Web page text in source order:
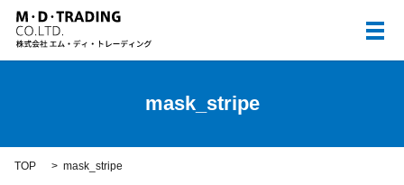
メ
mask_stripe
TOP mask_stripe